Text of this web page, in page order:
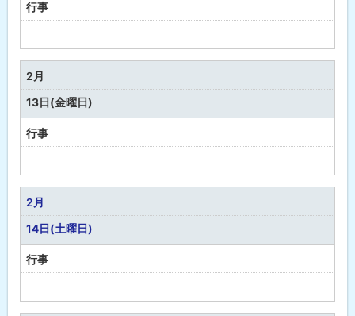
行事
定
な
し
2月
13日(金曜日)
行事
定
な
し
2月
14日(土曜日)
行事
定